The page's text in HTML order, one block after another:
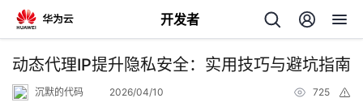
开发者
返
动态代理IP提升隐私安全：实用技巧与避坑指南
沉默的代码 2026/04/10 725